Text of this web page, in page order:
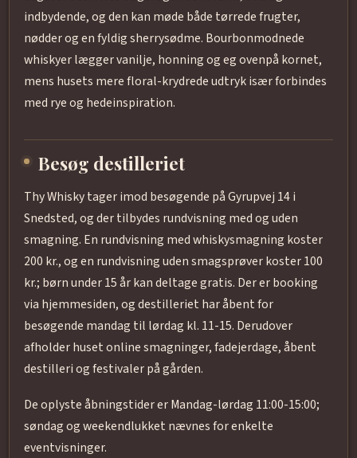
indbydende, og den kan møde både tørrede frugter,
nødder og en fyldig sherrysødme. Bourbonmodnede
whiskyer lægger vanilje, honning og eg ovenpå kornet,
mens husets mere floral-krydrede udtryk især forbindes
med rye og hedeinspiration.
Besøg destilleriet
Thy Whisky tager imod besøgende på Gyrupvej 14 i
Snedsted, og der tilbydes rundvisning med og uden
smagning. En rundvisning med whiskysmagning koster
200 kr., og en rundvisning uden smagsprøver koster 100
kr.; børn under 15 år kan deltage gratis. Der er booking
via hjemmesiden, og destilleriet har åbent for
besøgende mandag til lørdag kl. 11-15. Derudover
afholder huset online smagninger, fadejerdage, åbent
destilleri og festivaler på gården.
De oplyste åbningstider er Mandag-lørdag 11:00-15:00;
søndag og weekendlukket nævnes for enkelte
eventvisninger.